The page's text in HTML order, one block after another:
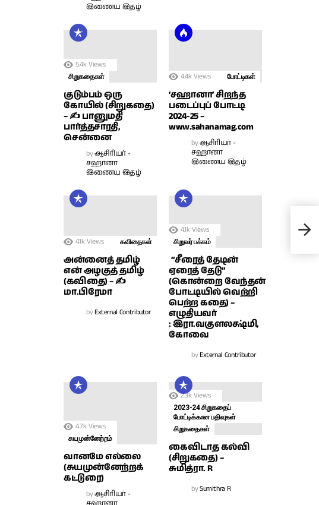
இணைய இதழ்
5.4k Views
சிறுகதைகள்
குடும்பம் ஒரு
கோயில் (சிறுகதை)
– ✍ பானுமதி
பார்த்தசாரதி,
சென்னை
byஆசிரியர் -
சஹானா
இணைய இதழ்
4.4k Views போட்டிகள்
‘சஹானா’ சிறந்த
படைப்புப் போட்டி
2024-25 –
www.sahanamag.com
byஆசிரியர் -
சஹானா
இணைய இதழ்
4.1k Views கவிதைகள்
அன்னைத் தமிழ்
என் அழகுத் தமிழ்
(கவிதை) – ✍
மா.பிரேமா
byExternal Contributor
4.1k Views
சிறுவர் பக்கம்
“சீரைத் தேடின்
ஏரைத் தேடு”
(கொன்றை வேந்தன்
போட்டியில் வெற்றி
பெற்ற கதை) –
எழுதியவர்
: இரா.வகுளலக்ஷ்மி,
கோவை
byExternal Contributor
4.7k Views
சுயமுன்னேற்றம்
வானமே எல்லை
(சுயமுன்னேற்றக்
கட்டுரை)
byஆசிரியர் -
2.3k Views
2023-24 சிறுகதைப்
போட்டிக்கான பதிவுகள்
சிறுகதைகள்
கைவிடாத கல்வி
(சிறுகதை) –
சுமித்ரா. R
bySumithra R